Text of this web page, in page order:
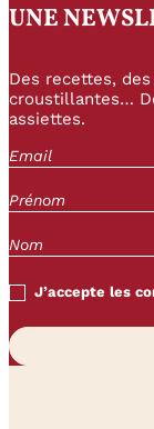
UNE
Des recettes,
croustillantes…
assiettes.
J’accepte les